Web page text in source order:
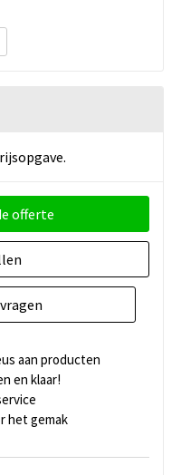
offerte
aan producten
en klaar!
het gemak